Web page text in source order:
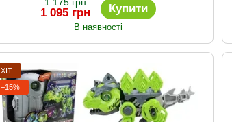
1 095 грн Купити
В наявності
ХІТ
−15%